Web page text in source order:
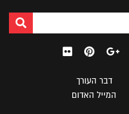
דבר העורך
המייל האדום